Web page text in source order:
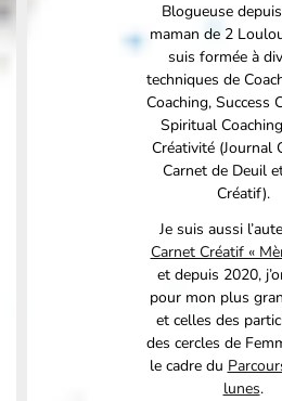
Blogueuse
maman de 2
suis formée à
techniques de
Coaching, Success
Spiritual
Créativité (Journal
Carnet de Deuil
Créatif).
Je suis aussi
Carnet Créatif «
et depuis 2020,
pour mon plus
et celles des
des cercles de
le cadre du
lunes.